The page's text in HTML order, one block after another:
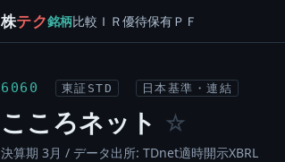
株テク銘柄比較 ＩＲ優待保有ＰＦ
6060 東証STD 日本基準・連結
こころネット ☆
決算期 3月 / データ出所: TDnet適時開示XBRL